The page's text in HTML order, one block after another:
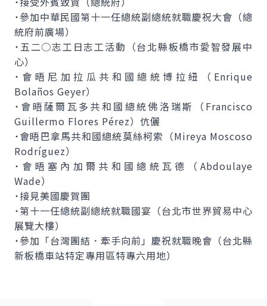
˙參加中華民國第十一任總統副總統就職慶祝大會（總
統府前廣場）
˙五二○志工日志工活動（台北縣板橋市愛智發展中
心）
˙會晤尼加拉瓜共和國總統博拉紐（Enrique
Bolaños Geyer）
˙會晤薩爾瓦多共和國總統佛洛瑞斯（Francisco
Guillermo Flores Pérez）伉儷
˙會晤巴拿馬共和國總統莫絲柯索（Mireya Moscoso
Rodríguez）
˙會晤塞內加爾共和國總統瓦德（Abdoulaye
Wade）
˙接見美國慶賀團
˙第十一任總統副總統就職國宴（台北市世界貿易中心
展覽大樓）
˙參加「台灣團結．牽手向前」慶祝就職晚會（台北縣
新板橋車站特定專用區特專六用地）